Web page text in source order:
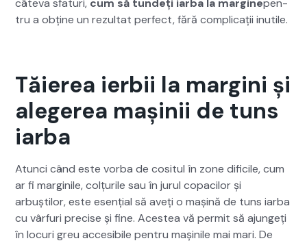
câte­va sfa­turi, cum să tun­deți iar­ba la mar­ginepen­
tru a obține un rezul­tat per­fect, fără com­pli­cații inutile.
Tăierea ierbii la margini și
alegerea mașinii de tuns
iarba
Atun­ci când este vor­ba de cosi­t­ul în zone difi­cile, cum
ar fi mar­gin­ile, colțurile sau în jurul copacilor și
arbuștilor, este esențial să aveți o mașină de tuns iar­ba
cu vâr­furi pre­cise și fine. Aces­tea vă per­mit să ajungeți
în locuri greu acce­si­bile pen­tru mașinile mai mari. De